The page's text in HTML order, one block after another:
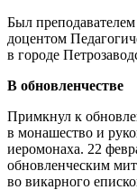
Был
доцентом
в городе
В обновленчестве
Примкнул к
в монашество и
иеромонаха. 22
обновленческим
во викарного